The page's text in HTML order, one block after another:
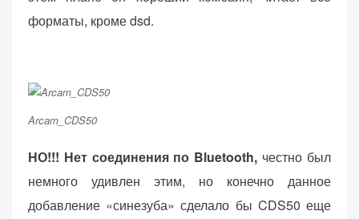
форматы, кроме dsd.
Arcam_CDS50
НО!!! Нет соединения по Bluetooth, честно был
немного удивлен этим, но конечно данное
добавление «синезуба» сделало бы CDS50 еще